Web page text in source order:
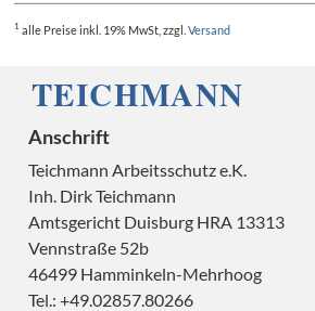
1 alle Preiseinkl. 19% MwSt, zzgl. Versand
Anschrift
Teichmann Arbeitsschutz e.K.
Inh. Dirk Teichmann
Amtsgericht Duisburg HRA 13313
Vennstraße 52b
46499 Hamminkeln-Mehrhoog
Tel.: +49.02857.80266